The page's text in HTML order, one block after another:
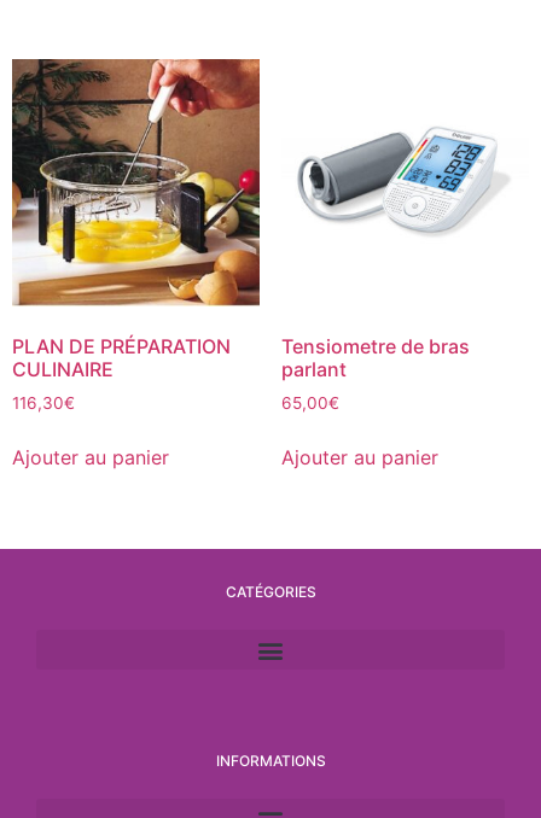
PLAN DE PRÉPARATION
CULINAIRE
116,30€
Ajouter au panier
Tensiometre de bras
parlant
65,00€
Ajouter au panier
CATÉGORIES
INFORMATIONS